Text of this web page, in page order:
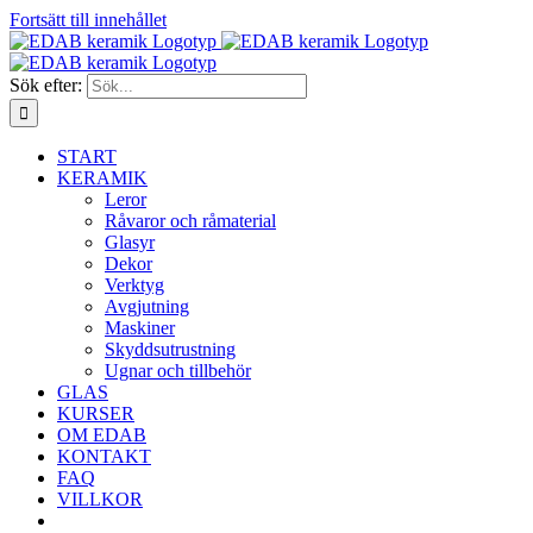
Fortsätt till innehållet
Sök efter:
START
KERAMIK
Leror
Råvaror och råmaterial
Glasyr
Dekor
Verktyg
Avgjutning
Maskiner
Skyddsutrustning
Ugnar och tillbehör
GLAS
KURSER
OM EDAB
KONTAKT
FAQ
VILLKOR